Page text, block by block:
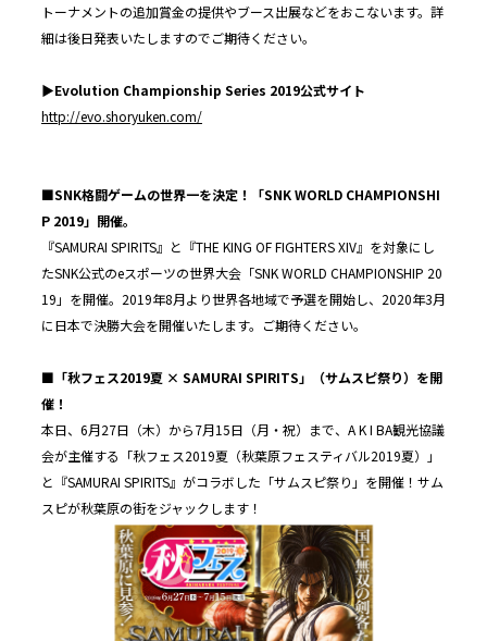
トーナメントの追加賞金の提供やブース出展などをおこないます。詳
細は後日発表いたしますのでご期待ください。
▶︎Evolution Championship Series 2019公式サイト
http://evo.shoryuken.com/
■SNK格闘ゲームの世界一を決定！「SNK WORLD CHAMPIONSHI
P 2019」開催。
『SAMURAI SPIRITS』と『THE KING OF FIGHTERS XIV』を対象にし
たSNK公式のeスポーツの世界大会「SNK WORLD CHAMPIONSHIP 20
19」を開催。2019年8月より世界各地域で予選を開始し、2020年3月
に日本で決勝大会を開催いたします。ご期待ください。
■「秋フェス2019夏 × SAMURAI SPIRITS」（サムスピ祭り）を開
催！
本日、6月27日（木）から7月15日（月・祝）まで、A K I BA観光協議
会が主催する「秋フェス2019夏（秋葉原フェスティバル2019夏）」
と『SAMURAI SPIRITS』がコラボした「サムスピ祭り」を開催！サム
スピが秋葉原の街をジャックします！